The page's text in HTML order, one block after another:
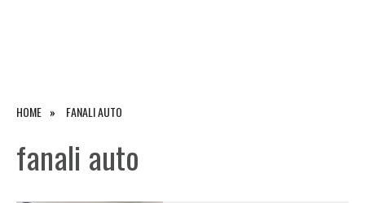
HOME FANALI AUTO
fanali auto